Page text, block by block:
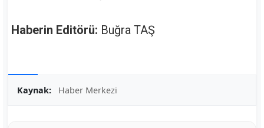
Haberin Editörü: Buğra TAŞ
Kaynak: Haber Merkezi